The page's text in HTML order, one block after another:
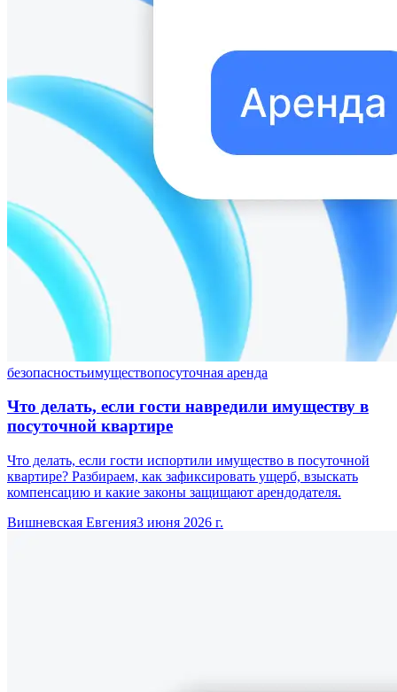
безопасностьимуществопосуточная аренда
Что делать, если гости навредили имуществу в
посуточной квартире
Что делать, если гости испортили имущество в посуточной
квартире? Разбираем, как зафиксировать ущерб, взыскать
компенсацию и какие законы защищают арендодателя.
Вишневская Евгения3 июня 2026 г.